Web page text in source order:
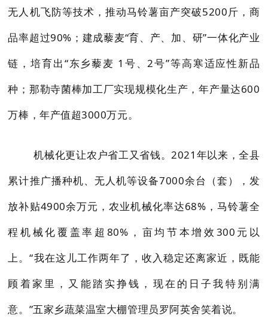
无人机飞防等技术，推动马铃薯亩产突破5200斤，商
品率超过90%；建成藜麦“育、产、加、研”一体化产业
链，培育出“东乡藜麦 1号、2号”等高寒适应性新品
种；那勒寺菌棒加工厂实现规模化生产，年产量达600
万棒，年产值超3000万元。
机械化更让农户省工又省钱。2021年以来，全县
累计推广播种机、无人机等设备7000余台（套），发
放补贴4900余万元，农业机械化率达68%，马铃薯全
程机械化覆盖率超80%，亩均节本增效300元以
上。“我在这儿工作两年了，收入稳定还离家近，既能
顾着家里，又能踏实挣钱，现在的日子我特别满
意。”五家乡蔬菜温室大棚管理员罗阿英舍笑着说。